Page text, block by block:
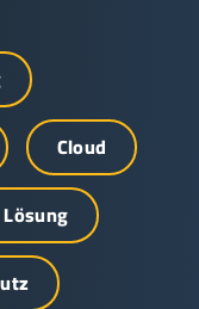
Cloud